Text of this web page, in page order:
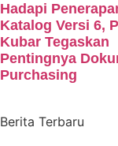
Hadapi
Katalog Versi 6,
Kubar Tegaskan
Pentingnya
Purchasing
Berita Terbaru